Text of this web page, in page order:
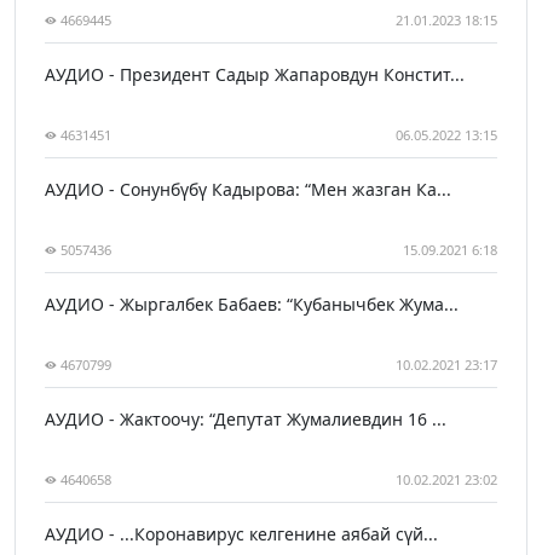
4669445 21.01.2023 18:15
АУДИО - Президент Садыр Жапаровдун Констит...
4631451 06.05.2022 13:15
АУДИО - Сонунбүбү Кадырова: “Мен жазган Ка...
5057436 15.09.2021 6:18
АУДИО - Жыргалбек Бабаев: “Кубанычбек Жума...
4670799 10.02.2021 23:17
АУДИО - Жактоочу: “Депутат Жумалиевдин 16 ...
4640658 10.02.2021 23:02
АУДИО - ...Коронавирус келгенине аябай сүй...